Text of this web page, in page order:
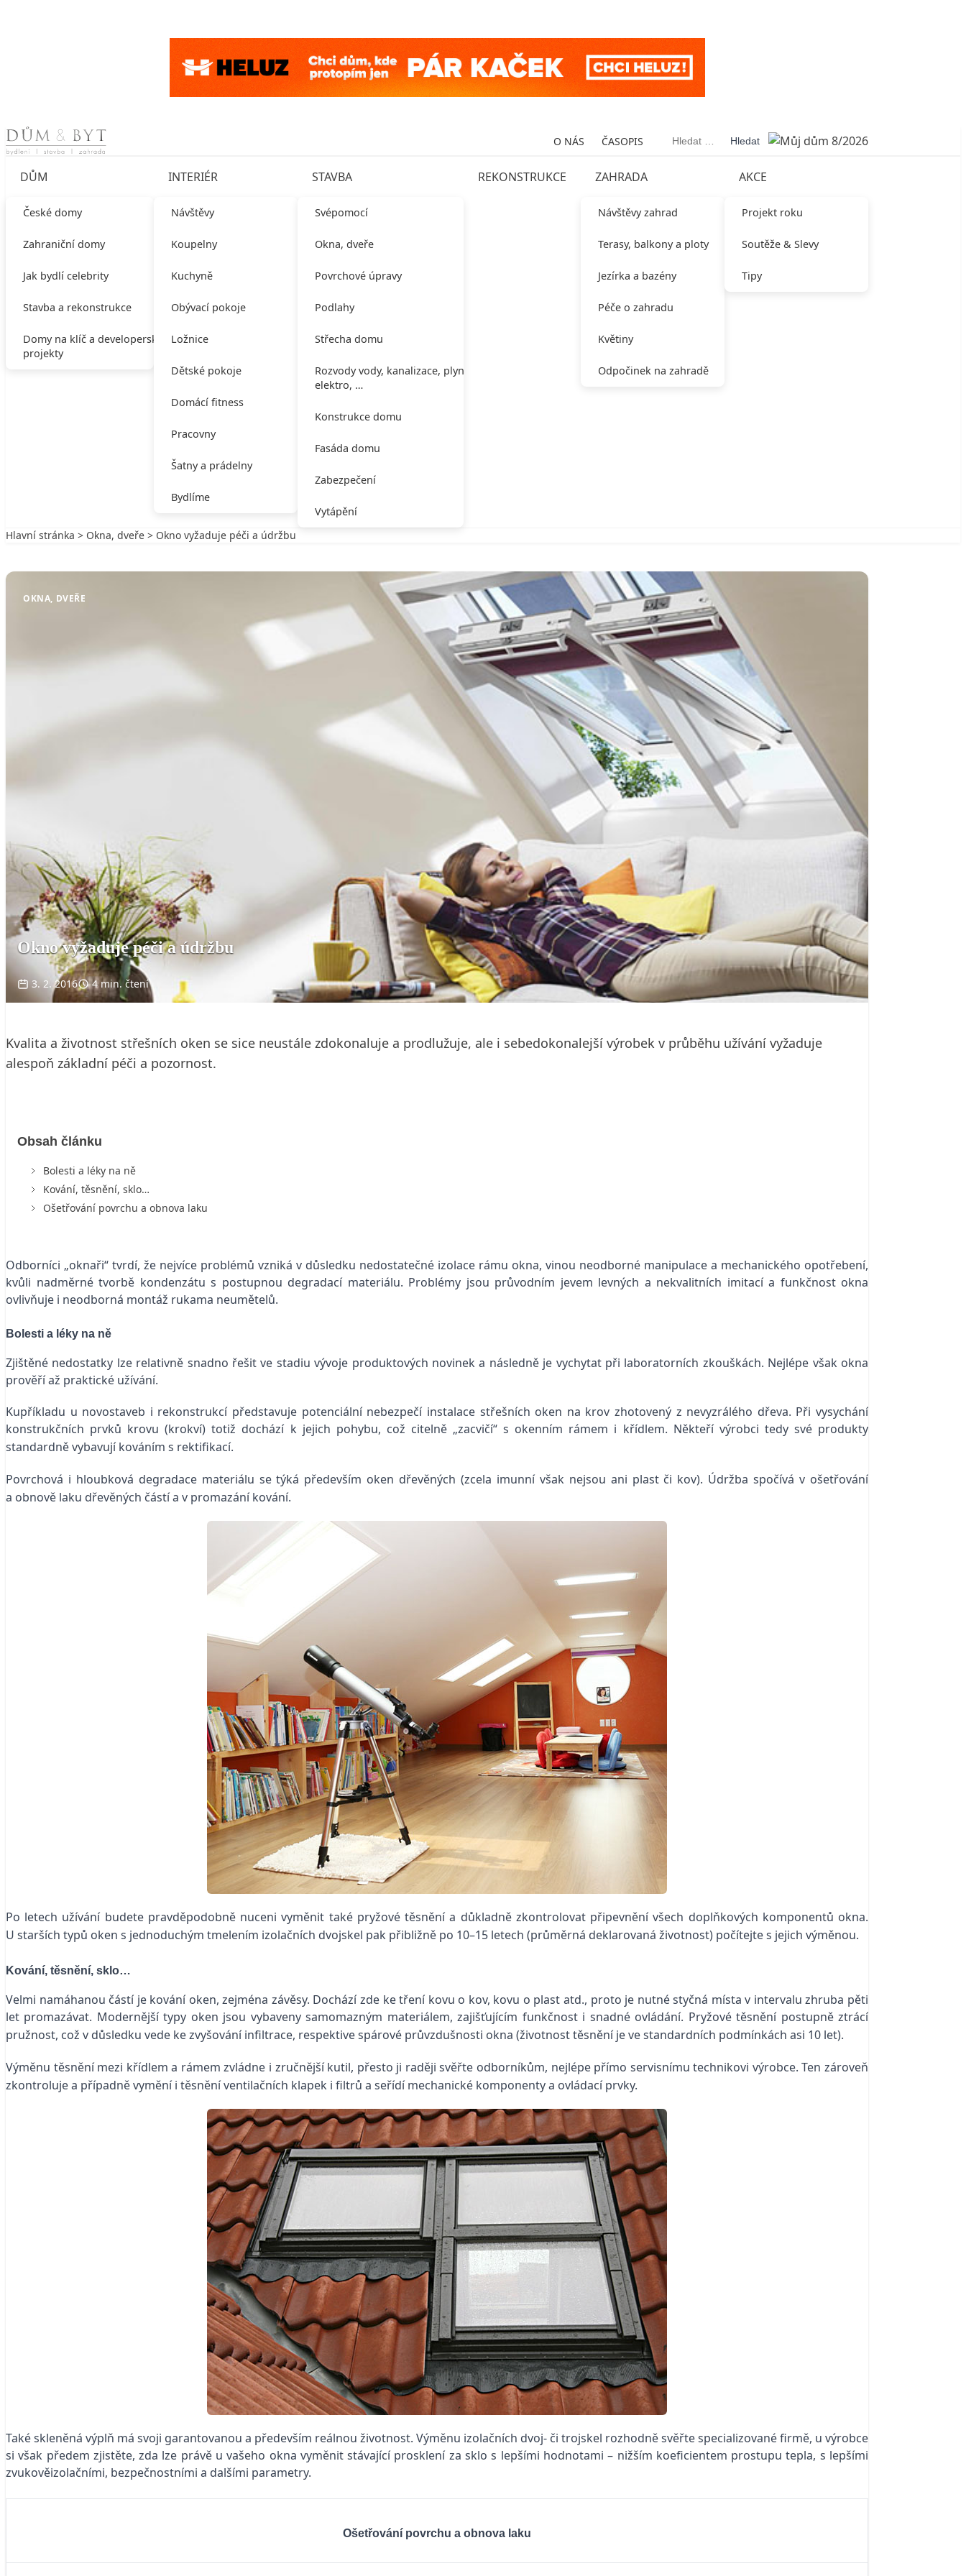
Skip to content O NÁS ČASOPIS Vyhledávání
DŮM
České domy
Zahraniční domy
Jak bydlí celebrity
Stavba a rekonstrukce
Domy na klíč a developerské
projekty
INTERIÉR
Návštěvy
Koupelny
Kuchyně
Obývací pokoje
Ložnice
Dětské pokoje
Domácí fitness
Pracovny
Šatny a prádelny
Bydlíme
STAVBA
Svépomocí
Okna, dveře
Povrchové úpravy
Podlahy
Střecha domu
Rozvody vody, kanalizace, plynu,
elektro, …
Konstrukce domu
Fasáda domu
Zabezpečení
Vytápění
REKONSTRUKCE ZAHRADA
Návštěvy zahrad
Terasy, balkony a ploty
Jezírka a bazény
Péče o zahradu
Květiny
Odpočinek na zahradě
AKCE
Projekt roku
Soutěže & Slevy
Tipy
Hlavní stránka > Okna, dveře > Okno vyžaduje péči a údržbu
OKNA, DVEŘE
Okno vyžaduje péči a údržbu
3. 2. 2016 4 min. čtení
Kvalita a životnost střešních oken se sice neustále zdokonaluje a prodlužuje, ale i sebedokonalejší výrobek v průběhu užívání vyžaduje
alespoň základní péči a pozornost.
Obsah článku
Bolesti a léky na ně
Kování, těsnění, sklo…
Ošetřování povrchu a obnova laku
Odborníci „oknaři“ tvrdí, že nejvíce problémů vzniká v důsledku nedostatečné izolace rámu okna, vinou neodborné manipulace a mechanického opotřebení,
kvůli nadměrné tvorbě kondenzátu s postupnou degradací materiálu. Problémy jsou průvodním jevem levných a nekvalitních imitací a funkčnost okna
ovlivňuje i neodborná montáž rukama neumětelů.
Bolesti a léky na ně
Zjištěné nedostatky lze relativně snadno řešit ve stadiu vývoje produktových novinek a následně je vychytat při laboratorních zkouškách. Nejlépe však okna
prověří až praktické užívání.
Kupříkladu u novostaveb i rekonstrukcí představuje potenciální nebezpečí instalace střešních oken na krov zhotovený z nevyzrálého dřeva. Při vysychání
konstrukčních prvků krovu (krokví) totiž dochází k jejich pohybu, což citelně „zacvičí“ s okenním rámem i křídlem. Někteří výrobci tedy své produkty
standardně vybavují kováním s rektifikací.
Povrchová i hloubková degradace materiálu se týká především oken dřevěných (zcela imunní však nejsou ani plast či kov). Údržba spočívá v ošetřování
a obnově laku dřevěných částí a v promazání kování.
Po letech užívání budete pravděpodobně nuceni vyměnit také pryžové těsnění a důkladně zkontrolovat připevnění všech doplňkových komponentů okna.
U starších typů oken s jednoduchým tmelením izolačních dvojskel pak přibližně po 10–15 letech (průměrná deklarovaná životnost) počítejte s jejich výměnou.
Kování, těsnění, sklo…
Velmi namáhanou částí je kování oken, zejména závěsy. Dochází zde ke tření kovu o kov, kovu o plast atd., proto je nutné styčná místa v intervalu zhruba pěti
let promazávat. Modernější typy oken jsou vybaveny samomazným materiálem, zajišťujícím funkčnost i snadné ovládání. Pryžové těsnění postupně ztrácí
pružnost, což v důsledku vede ke zvyšování infiltrace, respektive spárové průvzdušnosti okna (životnost těsnění je ve standardních podmínkách asi 10 let).
Výměnu těsnění mezi křídlem a rámem zvládne i zručnější kutil, přesto ji raději svěřte odborníkům, nejlépe přímo servisnímu technikovi výrobce. Ten zároveň
zkontroluje a případně vymění i těsnění ventilačních klapek i filtrů a seřídí mechanické komponenty a ovládací prvky.
Také skleněná výplň má svoji garantovanou a především reálnou životnost. Výměnu izolačních dvoj- či trojskel rozhodně svěřte specializované firmě, u výrobce
si však předem zjistěte, zda lze právě u vašeho okna vyměnit stávající prosklení za sklo s lepšími hodnotami – nižším koeficientem prostupu tepla, s lepšími
zvukověizolačními, bezpečnostními a dalšími parametry.
Ošetřování povrchu a obnova laku